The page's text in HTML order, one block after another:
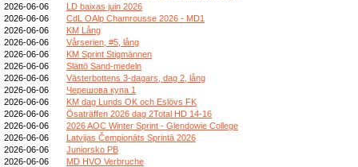
2026-06-06
LD baixas juin 2026
2026-06-06
CdL OAlp Chamrousse 2026 - MD1
2026-06-06
KM Lång
2026-06-06
Vårserien, #5, lång
2026-06-06
KM Sprint Stigmännen
2026-06-06
Slättö Sand-medeln
2026-06-06
Västerbottens 3-dagars, dag 2, lång
2026-06-06
Черешова купа 1
2026-06-06
KM dag Lunds OK och Eslövs FK
2026-06-06
Ösaträffen 2026 dag 2Total HD 14-16
2026-06-06
2026 AOC Winter Sprint - Glendowie College
2026-06-06
Latvijas Čempionāts Sprintā 2026
2026-06-06
Juniorsko PB
2026-06-06
MD HVO Verbruche